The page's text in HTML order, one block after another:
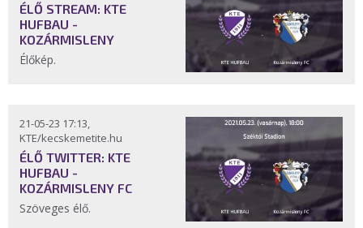
ÉLŐ STREAM: KTE
HUFBAU -
KOZÁRMISLENY
Élőkép.
21-05-23 17:13,
KTE/kecskemetite.hu
ÉLŐ TWITTER: KTE
HUFBAU -
KOZÁRMISLENY FC
Szöveges élő.